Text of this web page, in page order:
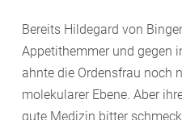
Bereits Hildegard von
Appetithemmer und gegen
ahnte die Ordensfrau noch
molekularer Ebene. Aber
gute Medizin bitter